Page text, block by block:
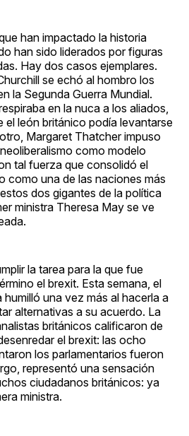
han impactado la historia
han sido liderados por figuras
Hay dos casos ejemplares.
se echó al hombro los
la Segunda Guerra Mundial.
en la nuca a los aliados,
el león británico podía levantarse
Margaret Thatcher impuso
como modelo
tal fuerza que consolidó el
como una de las naciones más
dos gigantes de la política
ministra Theresa May se ve
la tarea para la que fue
el brexit. Esta semana, el
una vez más al hacerla a
alternativas a su acuerdo. La
británicos calificaron de
el brexit: las ocho
los parlamentarios fueron
representó una sensación
ciudadanos británicos: ya
ministra.